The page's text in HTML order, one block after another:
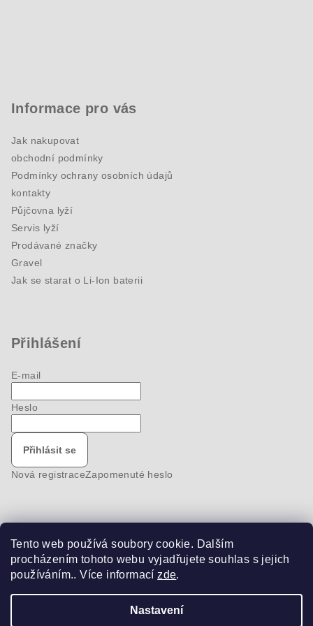
Tento web používá soubory cookie. Dalším
procházením tohoto webu vyjadřujete souhlas s jejich
používáním.. Více informacízde.
Nastavení
Informace pro vás
Jak nakupovat
obchodní podmínky
Podmínky ochrany osobních údajů
kontakty
Půjčovna lyží
Servis lyží
Prodávané značky
Gravel
Jak se starat o Li-Ion baterii
Přihlášení
E-mail
Heslo
Přihlásit se
Nová registraceZapomenuté heslo
Nákupní košík
0ks /0 Kč